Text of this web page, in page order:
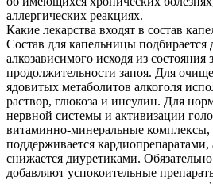
аллергических реакциях.
Какие лекарства входят в состав
Состав для капельницы подбирается
алкозависимого исходя из состояния
продолжительности запоя. Для
ядовитых метаболитов алкоголя
раствор, глюкоза и инсулин. Для
нервной системы и активизации
витаминно-минеральные
поддерживается кардиопрепаратами,
снижается диуретиками.
добавляют успокоительные